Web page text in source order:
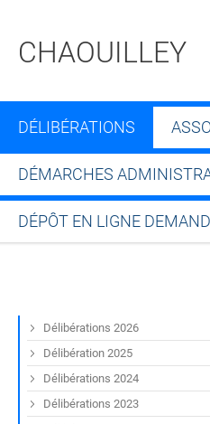
CHAOUILLEY
DÉLIBÉRATIONS
DÉMARCHES
DÉPÔT EN LIGNE
Délibérations 2026
Délibération 2025
Délibérations 2024
Délibérations 2023